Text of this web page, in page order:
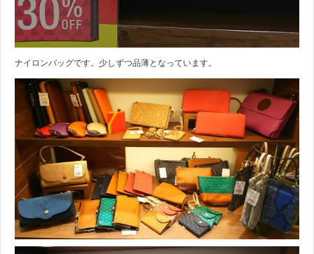
ナイロンバッグです。少しずつ品薄となっています。